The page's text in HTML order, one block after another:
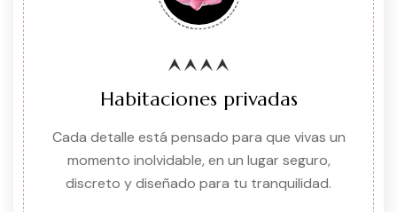
Habitaciones privadas
Cada detalle está pensado para que vivas un
momento inolvidable, en un lugar seguro,
discreto y diseñado para tu tranquilidad.